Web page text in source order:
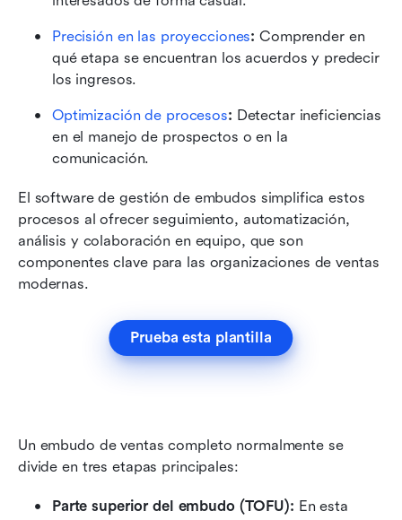
Precisión en las proyecciones: Comprender en
qué etapa se encuentran los acuerdos y predecir
los ingresos.
Optimización de procesos: Detectar ineficiencias
en el manejo de prospectos o en la
comunicación.
El software de gestión de embudos simplifica estos
procesos al ofrecer seguimiento, automatización,
análisis y colaboración en equipo, que son
componentes clave para las organizaciones de ventas
modernas.
Prueba esta plantilla
Un embudo de ventas completo normalmente se
divide en tres etapas principales:
Parte superior del embudo (TOFU): En esta